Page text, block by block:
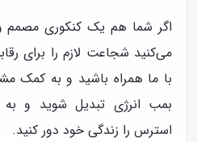
اگر شما هم یک کنکوری
می‌کنید شجاعت لازم را برای
با ما همراه باشید و به کمک
بمب انرژی تبدیل شوید و
استرس را زندگی خود دور کنید.